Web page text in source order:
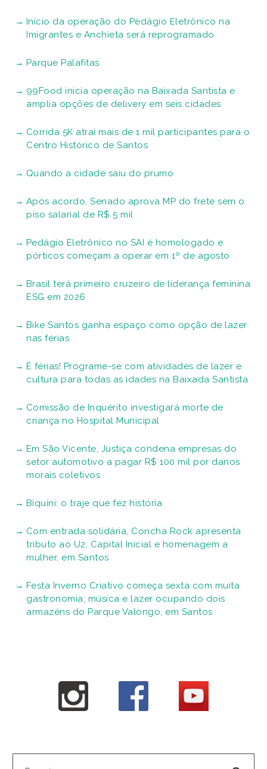
Início da operação do Pedágio Eletrônico na
Imigrantes e Anchieta será reprogramado
Parque Palafitas
99Food inicia operação na Baixada Santista e
amplia opções de delivery em seis cidades
Corrida 5K atrai mais de 1 mil participantes para o
Centro Histórico de Santos
Quando a cidade saiu do prumo
Após acordo, Senado aprova MP do frete sem o
piso salarial de R$ 5 mil
Pedágio Eletrônico no SAI é homologado e
pórticos começam a operar em 1º de agosto
Brasil terá primeiro cruzeiro de liderança feminina
ESG em 2026
Bike Santos ganha espaço como opção de lazer
nas férias
É férias! Programe-se com atividades de lazer e
cultura para todas as idades na Baixada Santista
Comissão de Inquérito investigará morte de
criança no Hospital Municipal
Em São Vicente, Justiça condena empresas do
setor automotivo a pagar R$ 100 mil por danos
morais coletivos
Biquíni: o traje que fez história
Com entrada solidária, Concha Rock apresenta
tributo ao U2, Capital Inicial e homenagem a
mulher, em Santos
Festa Inverno Criativo começa sexta com muita
gastronomia, música e lazer ocupando dois
armazéns do Parque Valongo, em Santos